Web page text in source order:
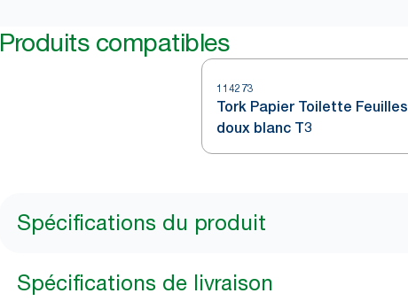
Produits compatibles
114273
Tork Papier Toilette Feuilles
doux blanc T3
Spécifications du produit
Spécifications de livraison